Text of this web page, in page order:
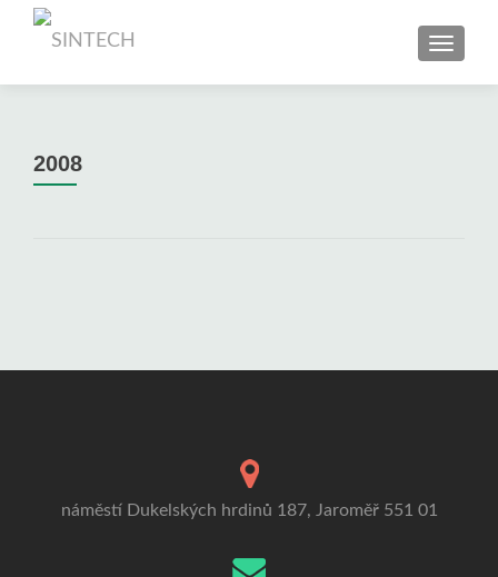
2008
náměstí Dukelských hrdinů 187, Jaroměř 551 01